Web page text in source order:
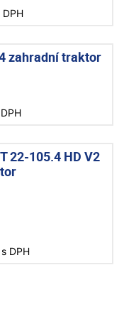
DPH
zahradní traktor
22-105.4 HD V2
s DPH